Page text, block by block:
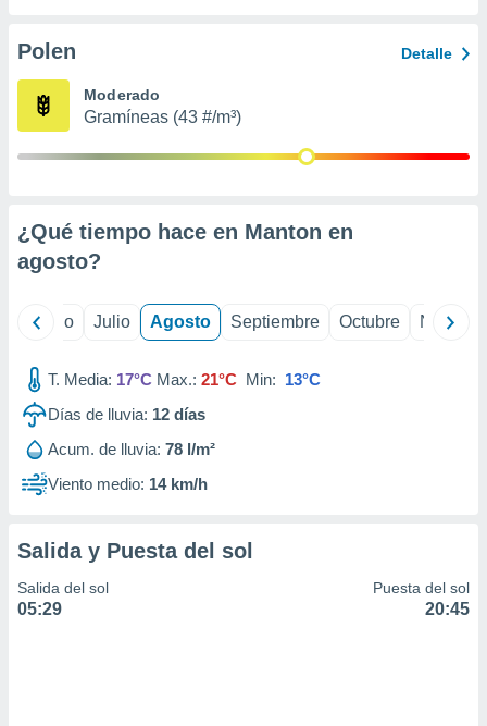
e
mediante
de
1199
Polen Detalle
Moderado
Gramíneas (43 #/m³)
¿Qué tiempo hace en Manton en
agosto?
Junio Julio Agosto Septiembre Octubre
T. Media: 17°C Max.: 21°C Min: 13°C
Días de lluvia: 12 días
Acum. de lluvia: 78 l/m²
Viento medio: 14 km/h
Salida y Puesta del sol
Salida del sol
05:29
Puesta del sol
20:45